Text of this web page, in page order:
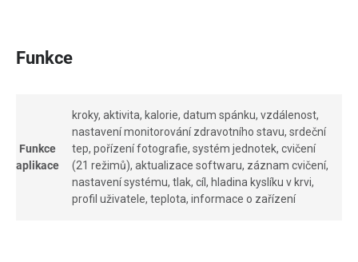
Funkce
Funkce
aplikace
kroky, aktivita, kalorie, datum spánku, vzdálenost,
nastavení monitorování zdravotního stavu, srdeční
tep, pořízení fotografie, systém jednotek, cvičení
(21 režimů), aktualizace softwaru, záznam cvičení,
nastavení systému, tlak, cíl, hladina kyslíku v krvi,
profil uživatele, teplota, informace o zařízení